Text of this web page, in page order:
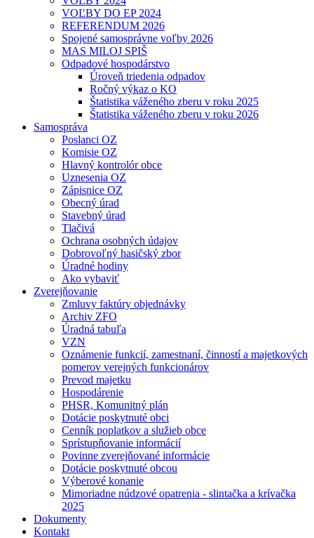
VOĽBY DO EP 2024
REFERENDUM 2026
Spojené samosprávne voľby 2026
MAS MILOJ SPIŠ
Odpadové hospodárstvo
Úroveň triedenia odpadov
Ročný výkaz o KO
Štatistika váženého zberu v roku 2025
Štatistika váženého zberu v roku 2026
Samospráva
Poslanci OZ
Komisie OZ
Hlavný kontrolór obce
Uznesenia OZ
Zápisnice OZ
Obecný úrad
Stavebný úrad
Tlačivá
Ochrana osobných údajov
Dobrovoľný hasičský zbor
Úradné hodiny
Ako vybaviť
Zverejňovanie
Zmluvy faktúry objednávky
Archiv ZFO
Úradná tabuľa
VZN
Oznámenie funkcií, zamestnaní, činností a majetkových
pomerov verejných funkcionárov
Prevod majetku
Hospodárenie
PHSR, Komunitný plán
Dotácie poskytnuté obci
Cenník poplatkov a služieb obce
Sprístupňovanie informácií
Povinne zverejňované informácie
Dotácie poskytnuté obcou
Výberové konanie
Mimoriadne núdzové opatrenia - slintačka a krívačka
2025
Dokumenty
Kontakt